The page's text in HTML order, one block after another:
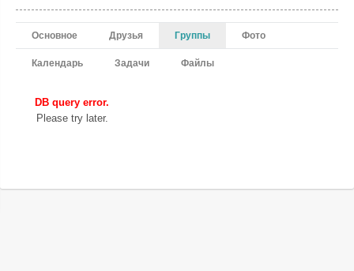
Основное Друзья Группы Фото
Календарь Задачи Файлы
DB query error.
Please try later.